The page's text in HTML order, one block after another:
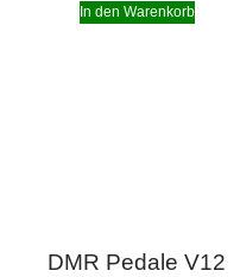
In den Warenkorb
DMR Pedale V12